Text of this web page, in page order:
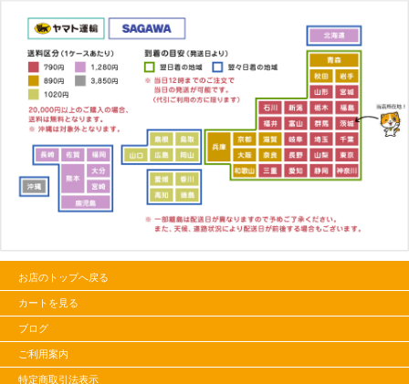
お店のトップへ戻る
カートを見る
ブログ
ご利用案内
特定商取引法表示